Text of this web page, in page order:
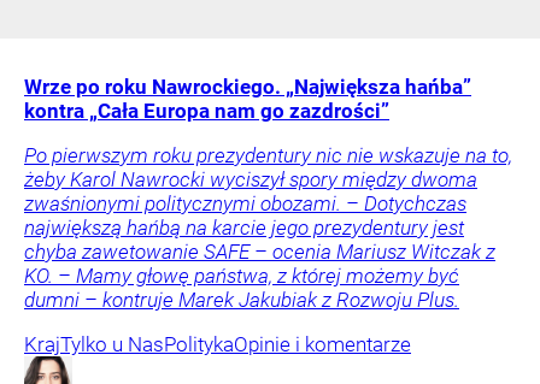
Wrze po roku Nawrockiego. „Największa hańba”
kontra „Cała Europa nam go zazdrości”
Po pierwszym roku prezydentury nic nie wskazuje na to,
żeby Karol Nawrocki wyciszył spory między dwoma
zwaśnionymi politycznymi obozami. – Dotychczas
największą hańbą na karcie jego prezydentury jest
chyba zawetowanie SAFE – ocenia Mariusz Witczak z
KO. – Mamy głowę państwa, z której możemy być
dumni – kontruje Marek Jakubiak z Rozwoju Plus.
KrajTylko u NasPolitykaOpinie i komentarze